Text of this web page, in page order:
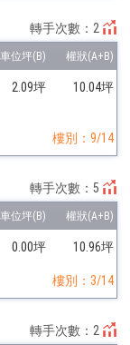
2.09坪 10.04坪
樓別：9/14
轉手次數：2
0.00坪 10.96坪
樓別：3/14
轉手次數：5
轉手次數：2